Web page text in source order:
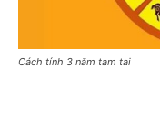
Cách tính 3 năm tam tai